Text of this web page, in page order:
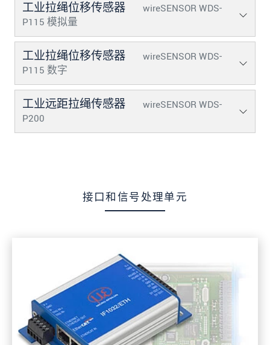
工业拉绳位移传感器
wireSENSOR WDS-
P115 模拟量
工业拉绳位移传感器
wireSENSOR WDS-
P115 数字
工业远距拉绳传感器
wireSENSOR WDS-
P200
接口和信号处理单元